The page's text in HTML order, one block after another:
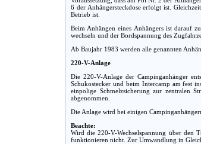
6 der Anhängersteckdose erfolgt ist.
Betrieb ist.
Beim Anhängen eines Anhängers ist darauf
wechseln und der Bordspannung des
Ab Baujahr 1983 werden alle genannten
220-V-Anlage
Die 220-V-Anlage der Campinganhänger
Schukostecker und beim Intercamp am fest
einpolige Schmelzsicherung zur zentralen
abgenommen.
Die Anlage wird bei einigen
Beachte:
Wird die 220-V-Wechselspannung über den
funktionieren nicht. Zur Umwandlung in